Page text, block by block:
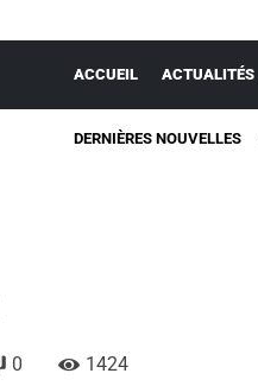
ACCUEIL ACTUALITÉS
DERNIÈRES NOUVELLES
0 1424